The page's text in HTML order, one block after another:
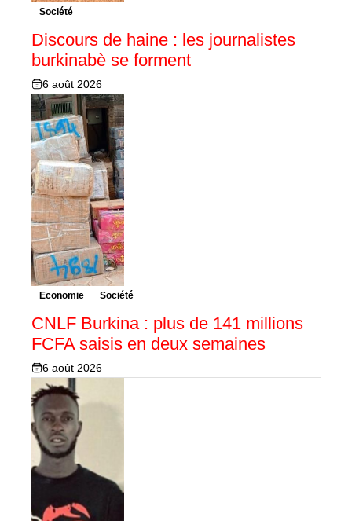
Société
Discours de haine : les journalistes
burkinabè se forment
6 août 2026
Economie Société
CNLF Burkina : plus de 141 millions
FCFA saisis en deux semaines
6 août 2026